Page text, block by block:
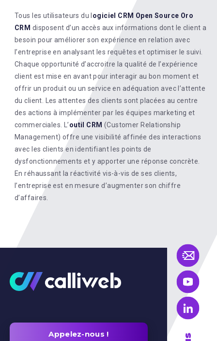
Tous les utilisateurs du l ogiciel CRM Open Source Oro
CRM disposent d’un accès aux informations dont le client a
besoin pour améliorer son expérience en relation avec
l’entreprise en analysant les requêtes et optimiser le suivi.
Chaque opportunité d’accroitre la qualité de l’expérience
client est mise en avant pour interagir au bon moment et
offrir un produit ou un service en adéquation avec l’attente
du client. Les attentes des clients sont placées au centre
des actions à implémenter par les équipes marketing et
commerciales. L’outil CRM (Customer Relationship
Management) offre une visibilité affinée des interactions
avec les clients en identifiant les points de
dysfonctionnements et y apporter une réponse concrète.
En réhaussant la réactivité vis-à-vis de ses clients,
l’entreprise est en mesure d’augmenter son chiffre
d’affaires.
Appelez-nous !